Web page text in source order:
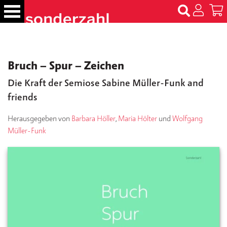
c
e
r
N
a
e
Bruch – Spur – Zeichen
Die Kraft der Semiose Sabine Müller-Funk and
friends
Herausgegeben von Barbara Höller, Maria Hölter und Wolfgang
Müller-Funk